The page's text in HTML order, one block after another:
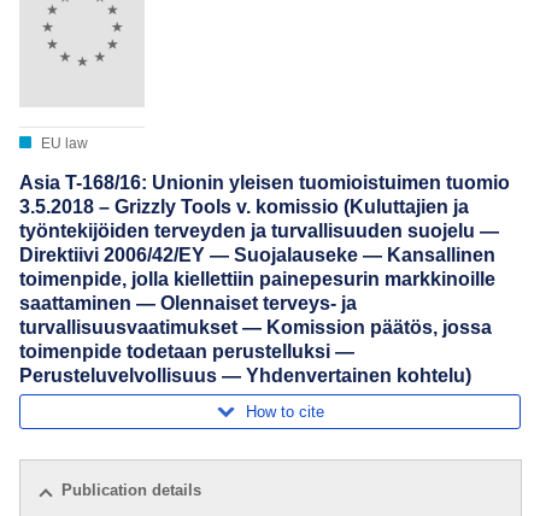
EU law
Asia T-168/16: Unionin yleisen tuomioistuimen tuomio
3.5.2018 – Grizzly Tools v. komissio (Kuluttajien ja
työntekijöiden terveyden ja turvallisuuden suojelu —
Direktiivi 2006/42/EY — Suojalauseke — Kansallinen
toimenpide, jolla kiellettiin painepesurin markkinoille
saattaminen — Olennaiset terveys- ja
turvallisuusvaatimukset — Komission päätös, jossa
toimenpide todetaan perustelluksi —
Perusteluvelvollisuus — Yhdenvertainen kohtelu)
How to cite
Publication details